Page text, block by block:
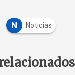
N Noticias